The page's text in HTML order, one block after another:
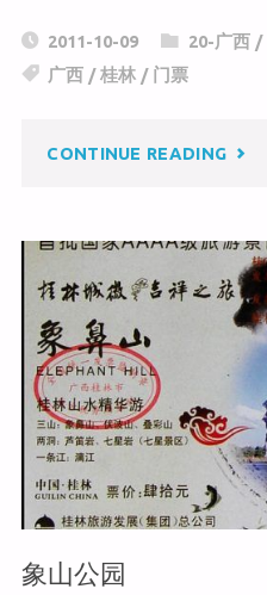
C
h
a
W
b
c
e
o
2011-10-09 20-广西/
广西 /桂林 / 门票
CONTINUE READING"穿
公
园"
象山公园